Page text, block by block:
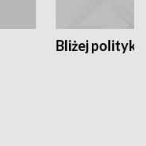
Bliżej polityki